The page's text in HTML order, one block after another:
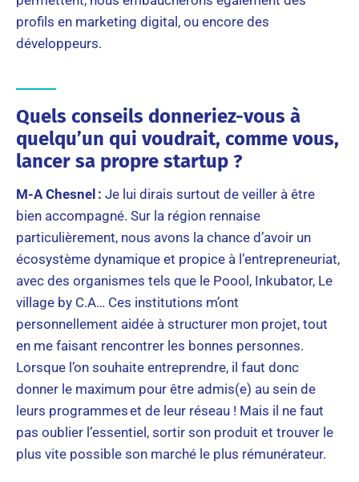
profils en marketing digital, ou encore des
développeurs.
Quels conseils donneriez-vous à
quelqu’un qui voudrait, comme vous,
lancer sa propre startup ?
M-A Chesnel : Je lui dirais surtout de veiller à être
bien accompagné. Sur la région rennaise
particulièrement, nous avons la chance d’avoir un
écosystème dynamique et propice à l’entrepreneuriat,
avec des organismes tels que le Poool, Inkubator, Le
village by C.A… Ces institutions m’ont
personnellement aidée à structurer mon projet, tout
en me faisant rencontrer les bonnes personnes.
Lorsque l’on souhaite entreprendre, il faut donc
donner le maximum pour être admis(e) au sein de
leurs programmes et de leur réseau ! Mais il ne faut
pas oublier l’essentiel, sortir son produit et trouver le
plus vite possible son marché le plus rémunérateur.